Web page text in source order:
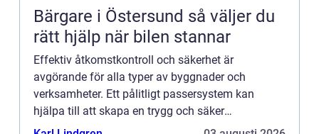
Bärgare i Östersund så väljer du
rätt hjälp när bilen stannar
Effektiv åtkomstkontroll och säkerhet är
avgörande för alla typer av byggnader och
verksamheter. Ett pålitligt passersystem kan
hjälpa till att skapa en trygg och säker
arbetsmiljö. Ett sådant syst...